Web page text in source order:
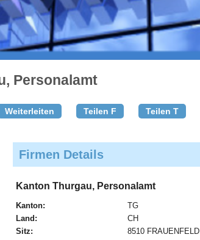
Personalamt
Weiterleiten Teilen F Teilen T
Firmen Details
Kanton Thurgau, Personalamt
Kanton:
TG
Land:
CH
Sitz:
8510 FRAUENFELD